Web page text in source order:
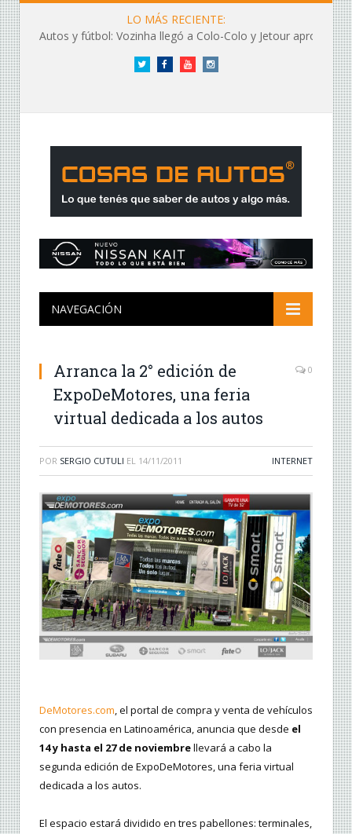
LO MÁS RECIENTE:
Autos y fútbol: Vozinha llegó a Colo-Colo y Jetour aprovechó los flashes
Twitter FacebookYouTubeInstagram
NAVEGACIÓN
Arranca la 2° edición de
ExpoDeMotores, una feria
virtual dedicada a los autos
0
POR SERGIO CUTULI EL 14/11/2011 INTERNET
DeMotores.com, el portal de compra y venta de vehículos
con presencia en Latinoamérica, anuncia que desde el
14 y hasta el 27 de noviembrellevará a cabo la
segunda edición de ExpoDeMotores, una feria virtual
dedicada a los autos.
El espacio estará dividido en tres pabellones: terminales,